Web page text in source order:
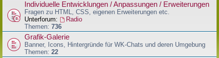
Individuelle Entwicklungen / Anpassungen / Erweiterungen
Fragen zu HTML, CSS, eigenen Erweiterungen etc.
Unterforum:
Radio
Themen: 736
Grafik-Galerie
Banner, Icons, Hintergründe für WK-Chats und deren Umgebung
Themen: 22